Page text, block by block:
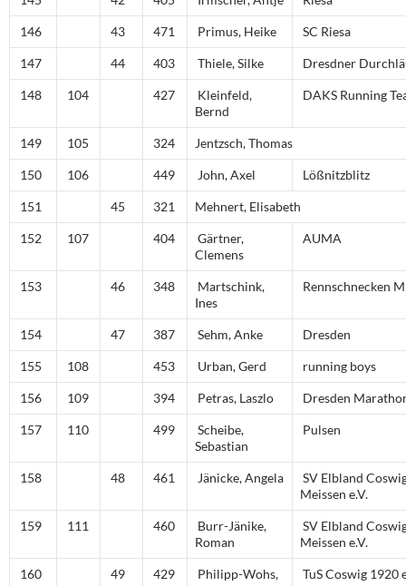
146 43 471 Primus, Heike SC Riesa
147 44 403 Thiele, Silke Dresdner
148 104 427
Kleinfeld,
Bernd
DAKS Running
149 105 324 Jentzsch, Thomas
150 106 449 John, Axel Lößnitzblitz
151 45 321 Mehnert, Elisabeth
152 107 404
Gärtner,
Clemens
AUMA
153 46 348
Martschink,
Ines
Rennschnecken
154 47 387 Sehm, Anke Dresden
155 108 453 Urban, Gerd running boys
156 109 394 Petras, Laszlo Dresden
157 110 499
Scheibe,
Sebastian
Pulsen
158 48 461 Jänicke, Angela
SV Elbland
Meissen e.V.
159 111 460
Burr-Jänike,
Roman
SV Elbland
Meissen e.V.
160 49 429
Philipp-Wohs,
TuS Coswig 1920